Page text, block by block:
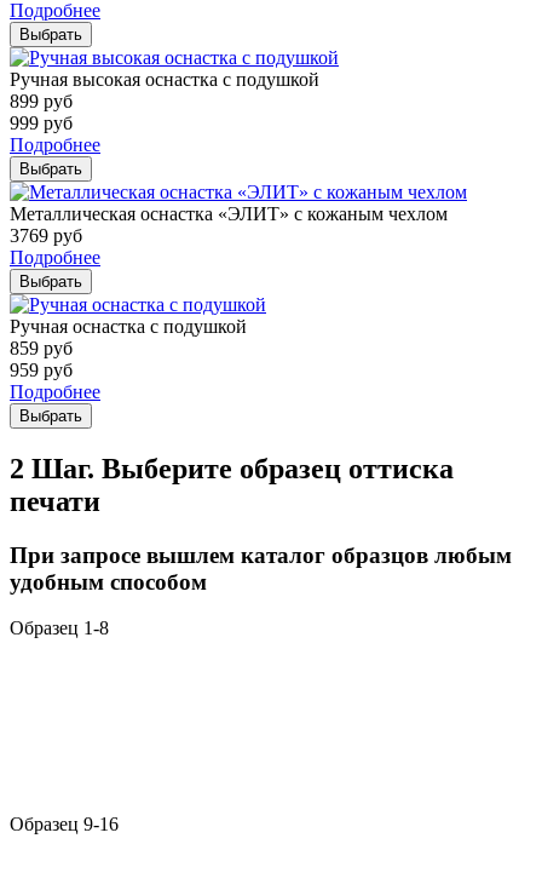
Подробнее
Выбрать
Ручная высокая оснастка с подушкой
899 руб
999 руб
Подробнее
Выбрать
Металлическая оснастка «ЭЛИТ» с кожаным чехлом
3769 руб
Подробнее
Выбрать
Ручная оснастка с подушкой
859 руб
959 руб
Подробнее
Выбрать
2 Шаг. Выберите образец оттиска
печати
При запросе вышлем каталог образцов любым
удобным способом
Образец 1-8
Образец 9-16